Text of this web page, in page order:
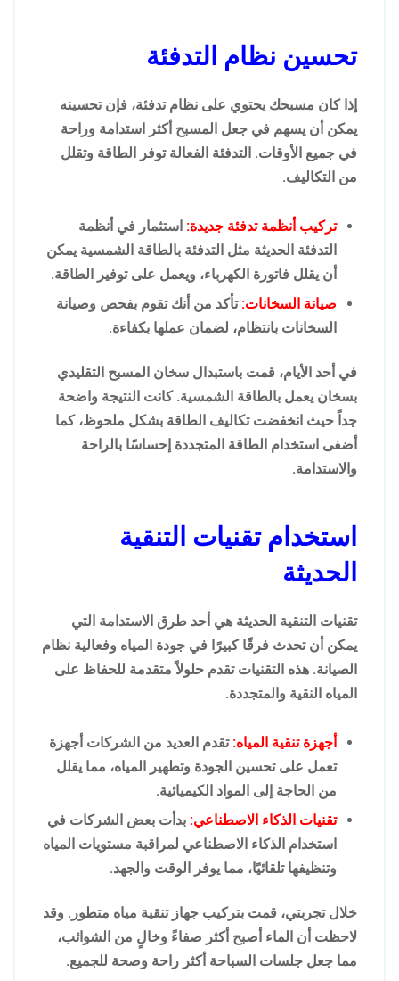
تحسين نظام التدفئة
إذا كان مسبحك يحتوي على نظام تدفئة، فإن تحسينه
يمكن أن يسهم في جعل المسبح أكثر استدامة وراحة
في جميع الأوقات. التدفئة الفعالة توفر الطاقة وتقلل
من التكاليف.
تركيب أنظمة تدفئة جديدة: استثمار في أنظمة
التدفئة الحديثة مثل التدفئة بالطاقة الشمسية يمكن
أن يقلل فاتورة الكهرباء، ويعمل على توفير الطاقة.
صيانة السخانات: تأكد من أنك تقوم بفحص وصيانة
السخانات بانتظام، لضمان عملها بكفاءة.
في أحد الأيام، قمت باستبدال سخان المسبح التقليدي
بسخان يعمل بالطاقة الشمسية. كانت النتيجة واضحة
جداً حيث انخفضت تكاليف الطاقة بشكل ملحوظ، كما
أضفى استخدام الطاقة المتجددة إحساسًا بالراحة
والاستدامة.
استخدام تقنيات التنقية
الحديثة
تقنيات التنقية الحديثة هي أحد طرق الاستدامة التي
يمكن أن تحدث فرقًا كبيرًا في جودة المياه وفعالية نظام
الصيانة. هذه التقنيات تقدم حلولاً متقدمة للحفاظ على
المياه النقية والمتجددة.
أجهزة تنقية المياه: تقدم العديد من الشركات أجهزة
تعمل على تحسين الجودة وتطهير المياه، مما يقلل
من الحاجة إلى المواد الكيميائية.
تقنيات الذكاء الاصطناعي: بدأت بعض الشركات في
استخدام الذكاء الاصطناعي لمراقبة مستويات المياه
وتنظيفها تلقائيًا، مما يوفر الوقت والجهد.
خلال تجربتي، قمت بتركيب جهاز تنقية مياه متطور. وقد
لاحظت أن الماء أصبح أكثر صفاءً وخالٍ من الشوائب،
مما جعل جلسات السباحة أكثر راحة وصحة للجميع.